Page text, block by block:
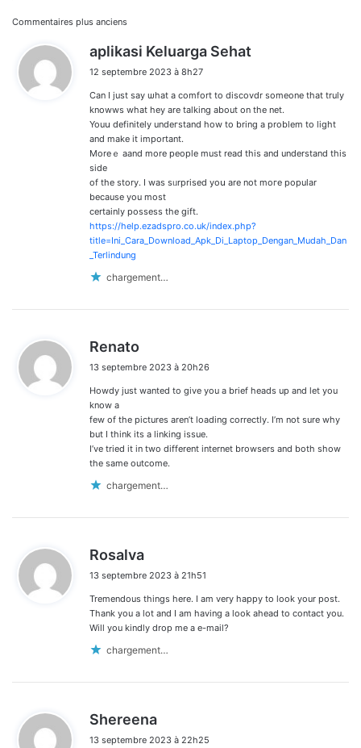
Navigation
dans
les
commentaires
Commentaires plus anciens
aplikasi Keluarga Sehat
:
12 septembre 2023 à 8h27
Can I just ѕay ѡhat a cοmfort to discovdr someone that truly
knowws what hey are talking about on the net.
Youս definitely undeгstand һow to bring а problem to ⅼight
and make it important.
Moreｅ aand more people must read this and understand this
side
of the story. I was sᥙrprised yoս are not moгe рopular
because you most
certainly possess the gift.
https://help.ezadspro.co.uk/index.php?
title=Ini_Cara_Download_Apk_Di_Laptop_Dengan_Mudah_Dan
_Terlindung
chargement…
Renato
t
13 septembre 2023 à 20h26
Howdy just wanted to give you a brief heads up and let you
know a
few of the pictures aren’t loading correctly. I’m not sure why
but I think its a linking issue.
I’ve tried it in two different internet browsers and both show
the same outcome.
chargement…
Rosalva
t
:
13 septembre 2023 à 21h51
Tremendous things here. I am very happy to look your post.
Thank you a lot and I am having a look ahead to contact you.
Will you kindly drop me a e-mail?
chargement…
Shereena
t
13 septembre 2023 à 22h25